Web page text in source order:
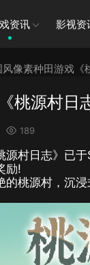
资讯 影视资
风像素种田游戏《
桃源村日
189
源村日志》已
励!
的桃源村，沉